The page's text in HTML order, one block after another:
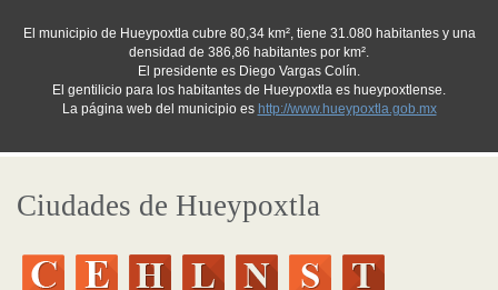
El municipio de Hueypoxtla cubre 80,34 km², tiene 31.080 habitantes y una
densidad de 386,86 habitantes por km².
El presidente es Diego Vargas Colín.
El gentilicio para los habitantes de Hueypoxtla es hueypoxtlense.
La página web del municipio es http://www.hueypoxtla.gob.mx
Ciudades de Hueypoxtla